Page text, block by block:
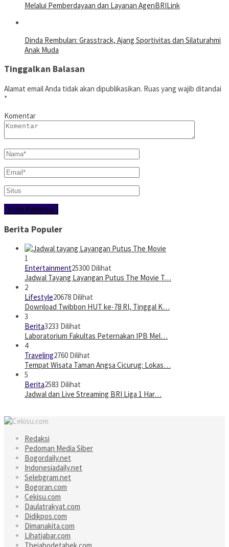
Melalui Pemberdayaan dan Layanan AgenBRILink
Dinda Rembulan: Grasstrack, Ajang Sportivitas dan Silaturahmi
Anak Muda
Tinggalkan Balasan
Alamat email Anda tidak akan dipublikasikan. Ruas yang wajib ditandai
*
Komentar
Berita Populer
1
Entertainment25300 Dilihat
Jadwal Tayang Layangan Putus The Movie T…
2
Lifestyle20678 Dilihat
Download Twibbon HUT ke-78 RI, Tinggal K…
3
Berita3233 Dilihat
Laboratorium Fakultas Peternakan IPB Mel…
4
Traveling2760 Dilihat
Tempat Wisata Taman Angsa Cicurug: Lokas…
5
Berita2583 Dilihat
Jadwal dan Live Streaming BRI Liga 1 Har…
Redaksi
Pedoman Media Siber
Bogordaily.net
Indonesiadaily.net
Selebgram.net
Bogoran.com
Cekisu.com
Daulatrakyat.com
Didikpos.com
Dimanakita.com
Lihatjabar.com